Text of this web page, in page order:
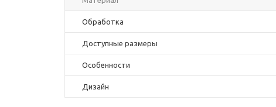
Обработка
Доступные размеры
Особенности
Дизайн